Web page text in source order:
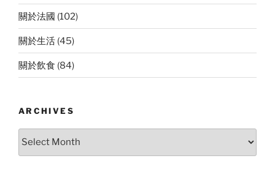
關於法國 (102)
關於生活 (45)
關於飲食 (84)
ARCHIVES
Archives